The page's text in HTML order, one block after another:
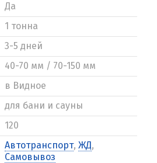
Да
1 тонна
3-5 дней
40-70 мм / 70-150 мм
в Видное
для бани и сауны
120
Автотранспорт, ЖД,
Самовывоз